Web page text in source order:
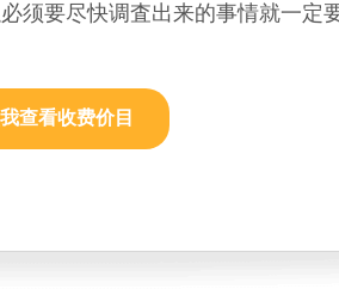
须要尽快调査出来的事情就一定
查看收费价目